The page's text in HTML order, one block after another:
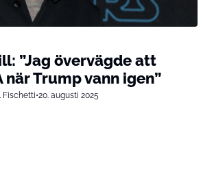
”Jag övervägde att
när Trump vann igen”
Fischetti•20. augusti 2025